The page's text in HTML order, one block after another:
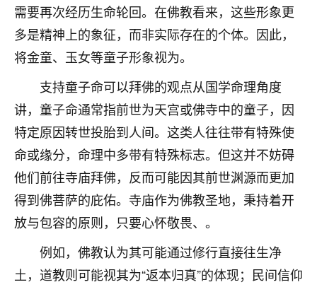
需要再次经历生命轮回。在佛教看来，这些形象更
多是精神上的象征，而非实际存在的个体。因此，
将金童、玉女等童子形象视为。
支持童子命可以拜佛的观点从国学命理角度
讲，童子命通常指前世为天宫或佛寺中的童子，因
特定原因转世投胎到人间。这类人往往带有特殊使
命或缘分，命理中多带有特殊标志。但这并不妨碍
他们前往寺庙拜佛，反而可能因其前世渊源而更加
得到佛菩萨的庇佑。寺庙作为佛教圣地，秉持着开
放与包容的原则，只要心怀敬畏、。
例如，佛教认为其可能通过修行直接往生净
土，道教则可能视其为“返本归真”的体现；民间信仰
1天前 来自四川 9
金白水清
我也想找老师看看，有没有人给个联系方式的啊？
鹿森：慧来老师微信：gjsy0624
1天前 来自江西 12
青春168
我也想要，我也想要！
2天前 来自山西 15
Jessica李
老师做不做超度法事？我想给我奶奶做超度，她今年
刚去世了。